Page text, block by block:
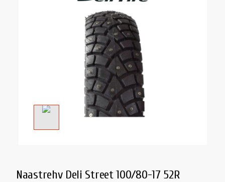
Naastrehv Deli Street 100/80-17 52R